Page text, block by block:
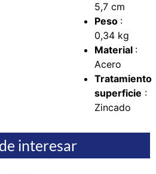
5,7 cm
Peso :
0,34 kg
Material :
Acero
Tratamiento
superficie :
Zincado
interesar